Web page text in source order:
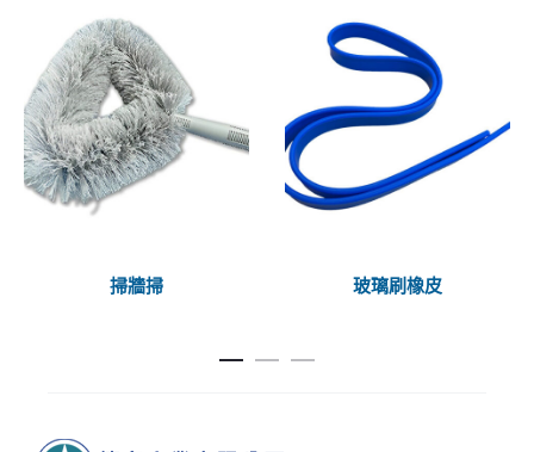
掃牆掃 玻璃刷橡皮